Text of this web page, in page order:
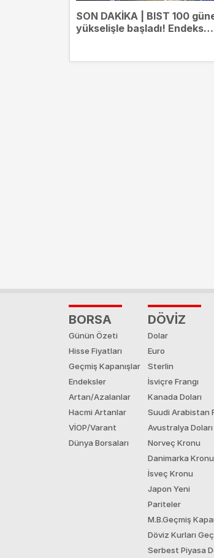
SON DAKİKA | BIST 100
yükselişle başladı! Endeks
BORSA
Günün Özeti
Hisse Fiyatları
Geçmiş Kapanışlar
Endeksler
Artan/Azalanlar
Hacmi Artanlar
VİOP/Varant
Dünya Borsaları
DÖVİZ
Dolar
Euro
Sterlin
İsviçre Frangı
Kanada Doları
Suudi Arabistan
Avustralya Doları
Norveç Kronu
Danimarka Kronu
İsveç Kronu
Japon Yeni
Pariteler
M.B.Geçmiş
Döviz Kurları
Serbest Piyasa